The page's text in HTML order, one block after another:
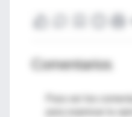
Comentarios
Para ver los